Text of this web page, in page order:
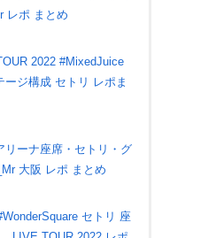
レポ まとめ
2022 #MixedJuice
ジ構成 セトリ レポま
リーナ座席・セトリ・グ
大阪 レポ まとめ
セトリ 座